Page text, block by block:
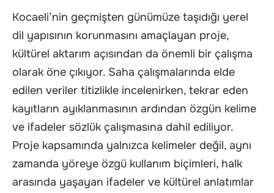
Kocaeli’nin geçmişten günümüze taşıdığı yerel
dil yapısının korunmasını amaçlayan proje,
kültürel aktarım açısından da önemli bir çalışma
olarak öne çıkıyor. Saha çalışmalarında elde
edilen veriler titizlikle incelenirken, tekrar eden
kayıtların ayıklanmasının ardından özgün kelime
ve ifadeler sözlük çalışmasına dahil ediliyor.
Proje kapsamında yalnızca kelimeler değil, aynı
zamanda yöreye özgü kullanım biçimleri, halk
arasında yaşayan ifadeler ve kültürel anlatımlar